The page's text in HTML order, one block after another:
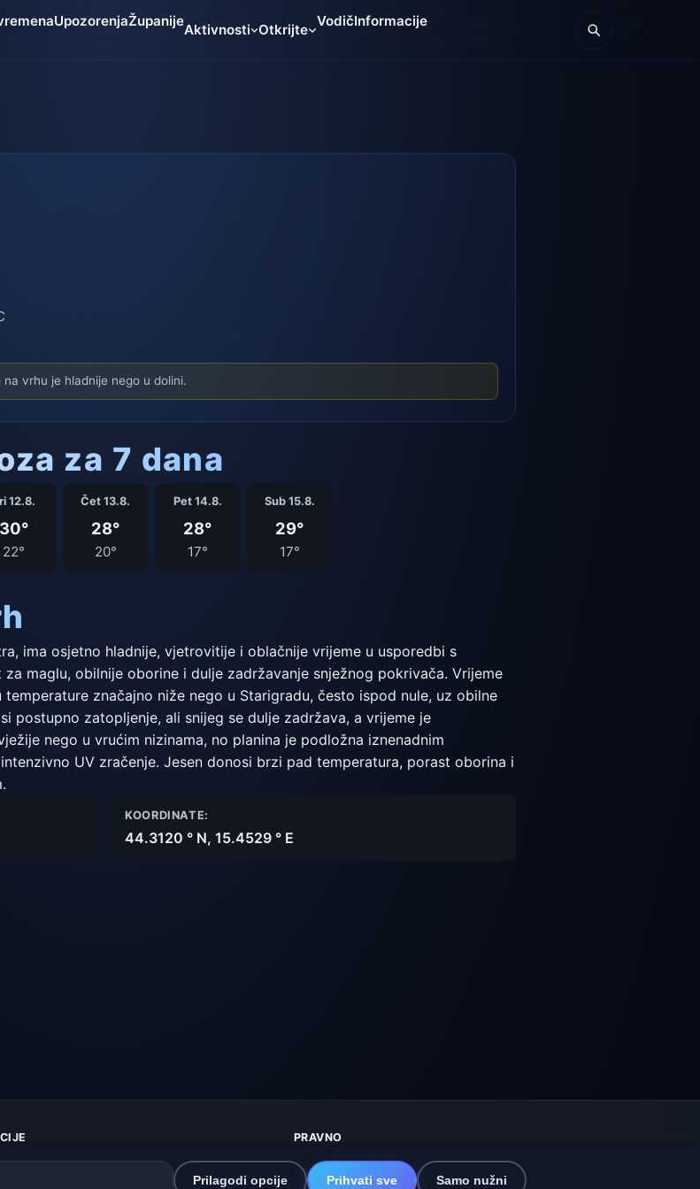
UpozorenjaŽupanije
Aktivnosti Otkrijte
VodičInformacije
vrhu je hladnije nego u dolini.
za 7 dana
12.8.
30°
22°
Čet 13.8.
28°
20°
Pet 14.8.
28°
17°
Sub 15.8.
29°
17°
ima osjetno hladnije, vjetrovitije i oblačnije vrijeme u usporedbi s
maglu, obilnije oborine i dulje zadržavanje snježnog pokrivača. Vrijeme
značajno niže nego u Starigradu, često ispod nule, uz obilne
postupno zatopljenje, ali snijeg se dulje zadržava, a vrijeme je
nego u vrućim nizinama, no planina je podložna iznenadnim
UV zračenje. Jesen donosi brzi pad temperatura, porast oborina i
KOORDINATE:
44.3120 ° N, 15.4529 ° E
PRAVNO
Zaštita privatnosti
Kolačići
Prilagodi opcije Prihvati sve Samo nužni